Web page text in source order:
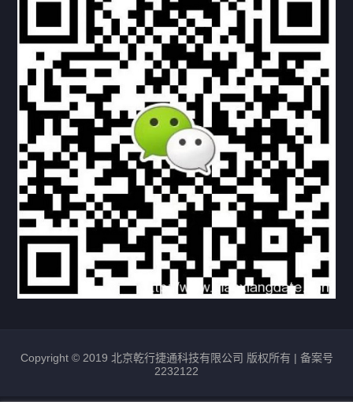
下载与支持
资料下载 视频中心
常见问题
购买流程 版权条款
北京乾行捷通荣获阿里巴巴国际站多项年度荣誉，持续引
领ICT与AI行业发展
2025/12/22 531 新闻中心 信创服务器国产服务器
唯一非北美厂商！华为入选2024年Gartner®企业网络技
Copyright © 2019 北京乾行捷通科技有限公司 版权所有 | 备案号
2232122